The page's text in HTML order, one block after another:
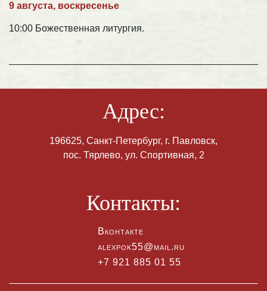
9 августа, воскресенье
10:00 Божественная литургия.
Адрес:
196625, Санкт-Петербург, г. Павловск,
пос. Тярлево, ул. Спортивная, 2
Контакты:
Вконтакте
alexpok55@mail.ru
+7 921 885 01 55